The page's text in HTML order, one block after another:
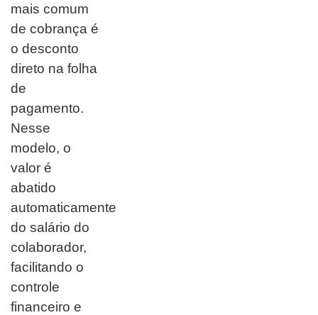
mais comum
de cobrança é
o desconto
direto na folha
de
pagamento.
Nesse
modelo, o
valor é
abatido
automaticamente
do salário do
colaborador,
facilitando o
controle
financeiro e